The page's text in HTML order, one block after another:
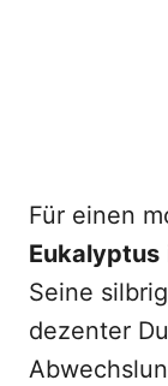
Für einen
Eukalyptus
Seine
dezenter